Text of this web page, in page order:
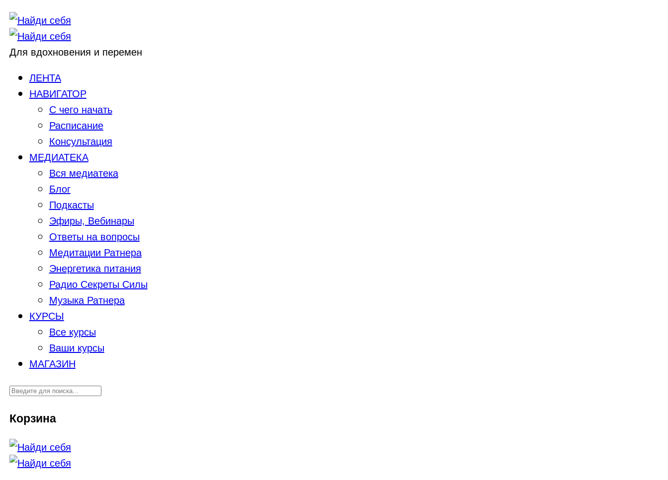
Для вдохновения и перемен
ЛЕНТА
НАВИГАТОР
С чего начать
Расписание
Консультация
МЕДИАТЕКА
Вся медиатека
Блог
Подкасты
Эфиры, Вебинары
Ответы на вопросы
Медитации Ратнера
Энергетика питания
Радио Секреты Силы
Музыка Ратнера
КУРСЫ
Все курсы
Ваши курсы
МАГАЗИН
Корзина